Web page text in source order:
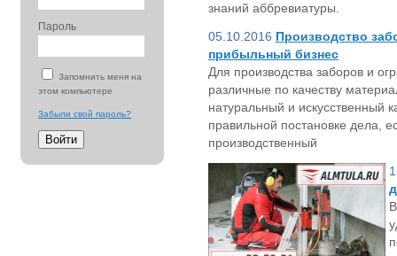
знаний аббревиатуры.
05.10.2016 Производство
прибыльный бизнес
Для производства заборов и
различные по качеству
натуральный и искусственный
правильной постановке дела,
производственный
Пароль
Запомнить меня на
этом компьютере
Забыли свой пароль?